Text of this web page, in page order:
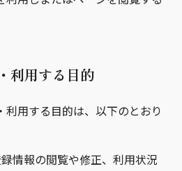
利用する目的
利用する目的は、以下のとおり
情報の閲覧や修正、利用状況